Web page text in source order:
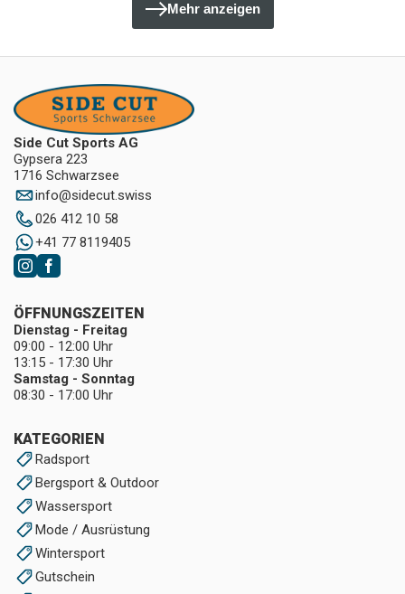
Mehr anzeigen
Side Cut Sports AG
Gypsera 223
1716 Schwarzsee
info@sidecut.swiss
026 412 10 58
+41 77 8119405
KATEGORIEN
Radsport
Bergsport & Outdoor
Wassersport
Mode / Ausrüstung
Wintersport
Gutschein
ÖFFNUNGSZEITEN
Dienstag - Freitag
09:00 - 12:00 Uhr
13:15 - 17:30 Uhr
Samstag - Sonntag
08:30 - 17:00 Uhr